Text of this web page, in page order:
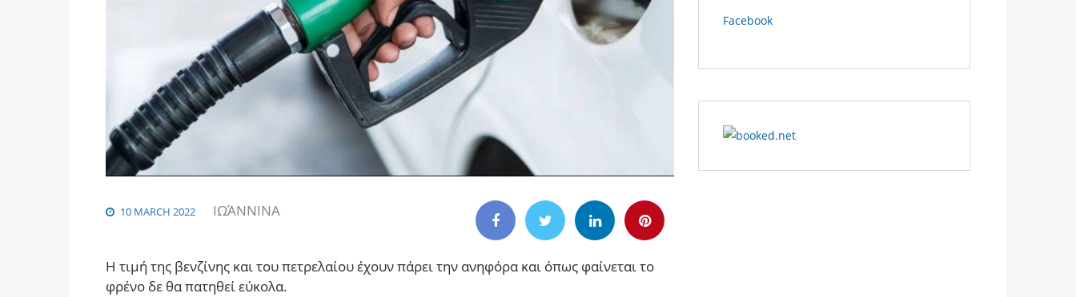
10 MARCH 2022 ΙΩΆΝΝΙΝΑ
Η τιμή της βενζίνης και του πετρελαίου έχουν πάρει την ανηφόρα και όπως φαίνεται το
φρένο δε θα πατηθεί εύκολα.
Facebook